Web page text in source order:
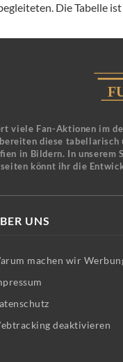
Die Tabelle
viele Fan-Aktionen im
diese
in Bildern. In
könnt ihr die
UNS
machen wir
deaktivieren